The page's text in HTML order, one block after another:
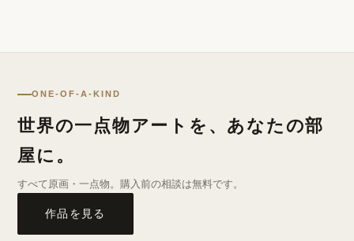
ONE-OF-A-KIND
世界の一点物アートを、あなたの部
屋に。
すべて原画・一点物。購入前の相談は無料です。
作品を見る